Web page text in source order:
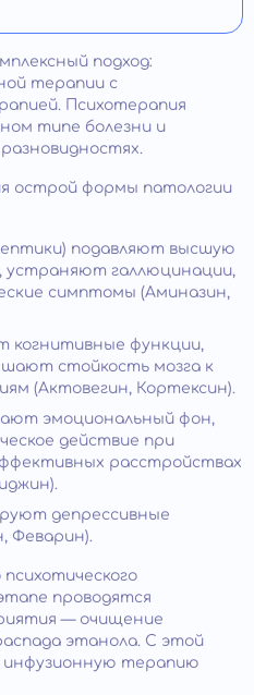
подход:
терапии с
Психотерапия
типе болезни и
острой формы патологии
подавляют высшую
устраняют галлюцинации,
симптомы (Аминазин,
функции,
стойкость мозга к
(Актовегин, Кортексин).
эмоциональный фон,
действие при
расстройствах
депрессивные
Феварин).
психотического
проводятся
— очищение
этанола. С этой
терапию